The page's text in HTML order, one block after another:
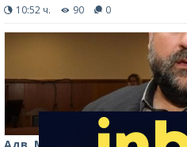
10:52 ч. 90 0